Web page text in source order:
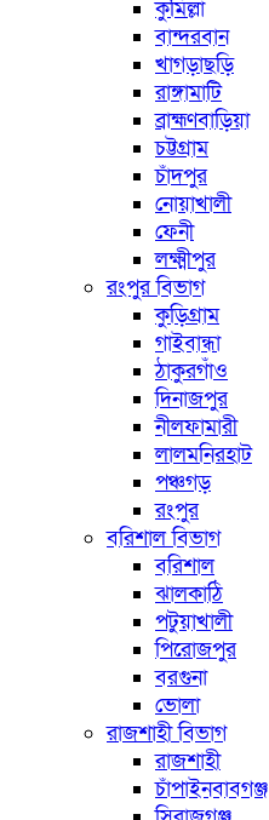
কুমিল্লা
বান্দরবান
খাগড়াছড়ি
রাঙ্গামাটি
ব্রাহ্মণবাড়িয়া
চট্টগ্রাম
চাঁদপুর
নোয়াখালী
ফেনী
লক্ষ্মীপুর
রংপুর বিভাগ
কুড়িগ্রাম
গাইবান্ধা
ঠাকুরগাঁও
দিনাজপুর
নীলফামারী
লালমনিরহাট
পঞ্চগড়
রংপুর
বরিশাল বিভাগ
বরিশাল
ঝালকাঠি
পটুয়াখালী
পিরোজপুর
বরগুনা
ভোলা
রাজশাহী বিভাগ
রাজশাহী
চাঁপাইনবাবগঞ্জ